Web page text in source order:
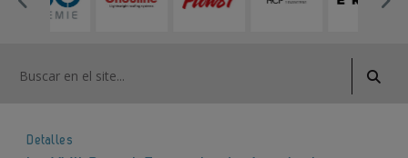
Detalles